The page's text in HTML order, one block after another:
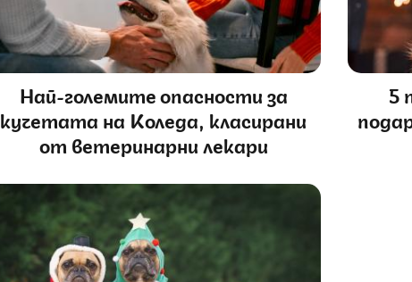
Най-големите опасности за
кучетата на Коледа, класирани
от ветеринарни лекари
5